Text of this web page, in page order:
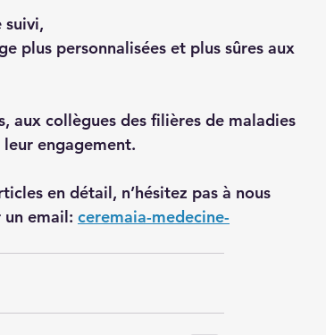
suivi,
plus personnalisées et plus sûres aux
aux collègues des filières de maladies
engagement.
en détail, n’hésitez pas à nous
un email: ceremaia-medecine-